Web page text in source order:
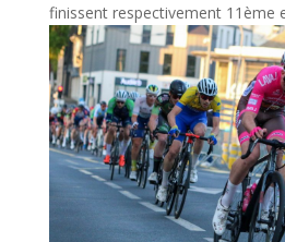
finissent respectivement 11ème